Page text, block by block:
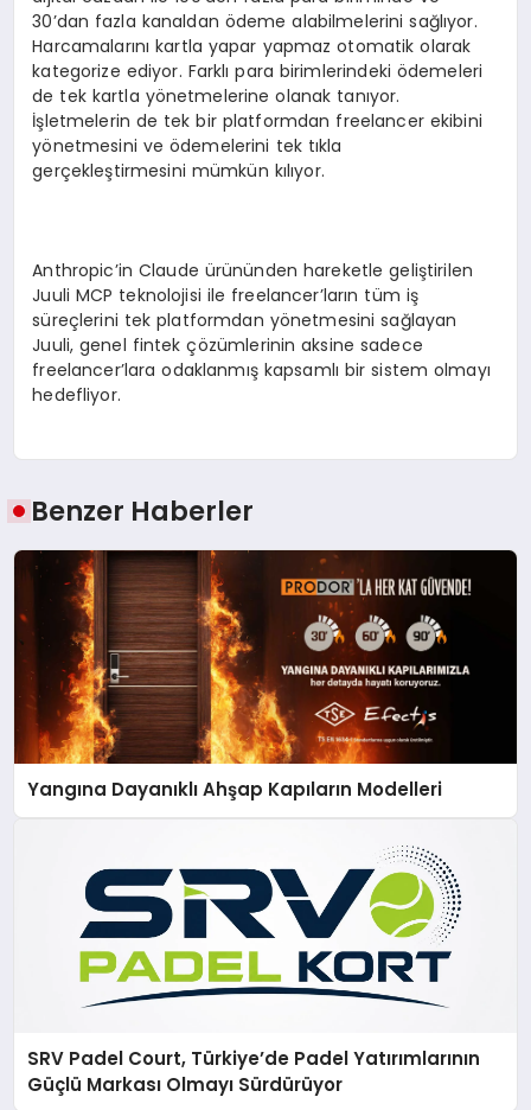
30’dan fazla kanaldan ödeme alabilmelerini sağlıyor.
Harcamalarını kartla yapar yapmaz otomatik olarak
kategorize ediyor. Farklı para birimlerindeki ödemeleri
de tek kartla yönetmelerine olanak tanıyor.
İşletmelerin de tek bir platformdan freelancer ekibini
yönetmesini ve ödemelerini tek tıkla
gerçekleştirmesini mümkün kılıyor.
Anthropic’in Claude ürününden hareketle geliştirilen
Juuli MCP teknolojisi ile freelancer’ların tüm iş
süreçlerini tek platformdan yönetmesini sağlayan
Juuli, genel fintek çözümlerinin aksine sadece
freelancer’lara odaklanmış kapsamlı bir sistem olmayı
hedefliyor.
Benzer Haberler
Yangına Dayanıklı Ahşap Kapıların Modelleri
SRV Padel Court, Türkiye’de Padel Yatırımlarının
Güçlü Markası Olmayı Sürdürüyor